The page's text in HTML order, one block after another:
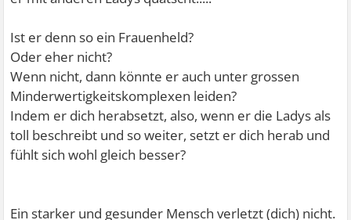
Ist er denn so ein Frauenheld?
Oder eher nicht?
Wenn nicht, dann könnte er auch unter grossen
Minderwertigkeitskomplexen leiden?
Indem er dich herabsetzt, also, wenn er die Ladys als
toll beschreibt und so weiter, setzt er dich herab und
fühlt sich wohl gleich besser?
Ein starker und gesunder Mensch verletzt (dich) nicht.